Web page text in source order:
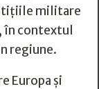
militare
în contextul
regiune.
Europa și